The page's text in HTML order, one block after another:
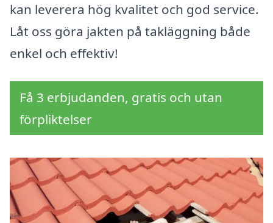
kan leverera hög kvalitet och god service.
Låt oss göra jakten på takläggning både
enkel och effektiv!
Få 3 erbjudanden, gratis och utan
förpliktelser